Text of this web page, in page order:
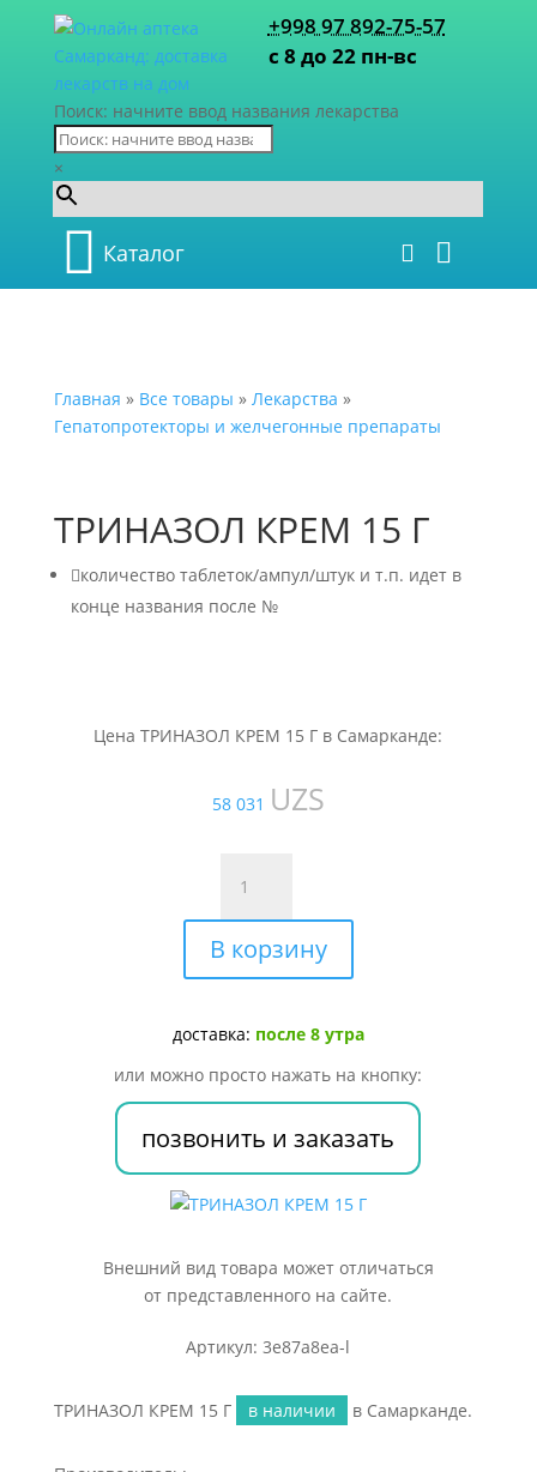
+998 97 892-75-57
с 8 до 22 пн-вс
Поиск: начните ввод названия лекарства
×
Каталог
Главная » Все товары » Лекарства »
Гепатопротекторы и желчегонные препараты
ТРИНАЗОЛ КРЕМ 15 Г
количество таблеток/ампул/штук и т.п. идет в
конце названия после №
Цена ТРИНАЗОЛ КРЕМ 15 Г в Самарканде:
58 031 UZS
товара
ТРИНАЗОЛ
КРЕМ
15
В корзину
доставка: после 8 утра
или можно просто нажать на кнопку:
позвонить и заказать
Внешний вид товара может отличаться
от представленного на сайте.
Артикул: 3e87a8ea-l
ТРИНАЗОЛ КРЕМ 15 Г в наличии в Самарканде.